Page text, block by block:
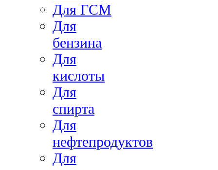
Для ГСМ
Для
бензина
Для
кислоты
Для
спирта
Для
нефтепродуктов
Для